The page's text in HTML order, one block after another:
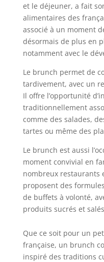
et le déjeuner, a fait
alimentaires des
associé à un moment
désormais de plus en
notamment avec le
Le brunch permet de
tardivement, avec un
Il offre l’opportunité
traditionnellement
comme des salades,
tartes ou même des
Le brunch est aussi
moment convivial en
nombreux restaurants
proposent des
de buffets à volonté,
produits sucrés et
Que ce soit pour un
française, un brunch
inspiré des traditions